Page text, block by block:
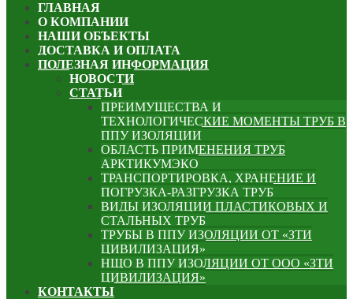
ГЛАВНАЯ
О КОМПАНИИ
НАШИ ОБЪЕКТЫ
ДОСТАВКА И ОПЛАТА
ПОЛЕЗНАЯ ИНФОРМАЦИЯ
НОВОСТИ
СТАТЬИ
ПРЕИМУЩЕСТВА И
ТЕХНОЛОГИЧЕСКИЕ МОМЕНТЫ ТРУБ В
ППУ ИЗОЛЯЦИИ
ОБЛАСТЬ ПРИМЕНЕНИЯ ТРУБ
АРКТИКУМЭКО
ТРАНСПОРТИРОВКА, ХРАНЕНИЕ И
ПОГРУЗКА-РАЗГРУЗКА ТРУБ
ВИДЫ ИЗОЛЯЦИИ ПЛАСТИКОВЫХ И
СТАЛЬНЫХ ТРУБ
ТРУБЫ В ППУ ИЗОЛЯЦИИ ОТ «ЗТИ
ЦИВИЛИЗАЦИЯ»
НЩО В ППУ ИЗОЛЯЦИИ ОТ ООО «ЗТИ
ЦИВИЛИЗАЦИЯ»
КОНТАКТЫ